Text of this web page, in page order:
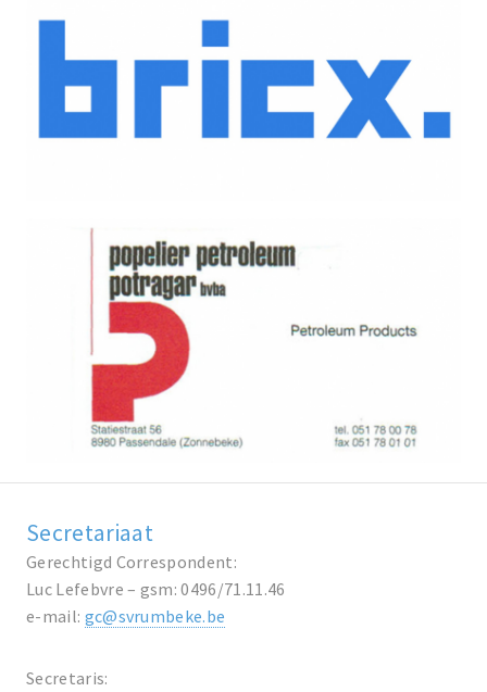
Secretariaat
Gerechtigd Correspondent:
Luc Lefebvre – gsm: 0496/71.11.46
e-mail: gc@svrumbeke.be
Secretaris: